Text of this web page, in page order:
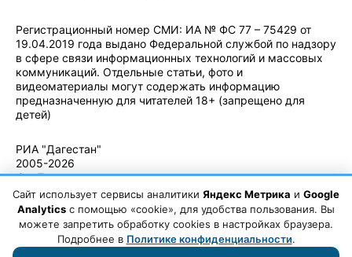
Регистрационный номер СМИ: ИА № ФС 77 – 75429 от
19.04.2019 года выдано Федеральной службой по надзору
в сфере связи информационных технологий и массовых
коммуникаций. Отдельные статьи, фото и
видеоматериалы могут содержать информацию
предназначенную для читателей 18+ (запрещено для
детей)
РИА "Дагестан"
2005-2026
© - Правила
использования
материалов.
Авторские
Сайт использует сервисы аналитики Яндекс Метрика и Google
Analytics с помощью «cookie», для удобства пользования. Вы
можете запретить обработку cookies в настройках браузера.
Подробнее в Политике конфиденциальности.